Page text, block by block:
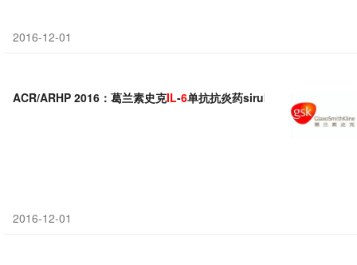
2016-12-01
ACR/ARHP 2016：葛兰素史克IL-6单抗抗炎药sirukumab治疗类风
2016-12-01